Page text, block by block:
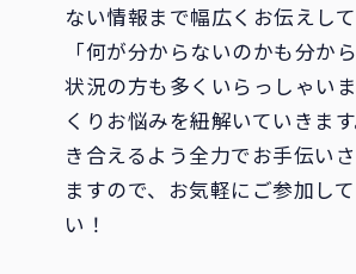
ない情報まで幅広くお伝えして
「何が分からないのかも分か
状況の方も多くいらっしゃい
くりお悩みを紐解いていきま
き合えるよう全力でお手伝い
ますので、お気軽にご参加し
い！